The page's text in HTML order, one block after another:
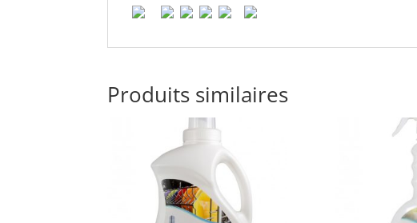
Produits similaires